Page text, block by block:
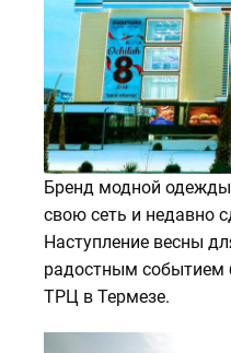
Бренд модной одежды
свою сеть и недавно
Наступление весны
радостным событием
ТРЦ в Термезе.